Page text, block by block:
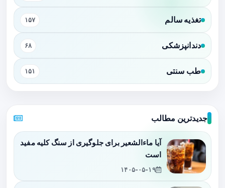
تغذیه سالم ۱۵۷
دندانپزشکی ۶۸
طب سنتی ۱۵۱
جدیدترین مطالب
آیا ماءالشعیر برای جلوگیری از سنگ کلیه مفید
است
۱۴۰۵-۰۵-۱۹